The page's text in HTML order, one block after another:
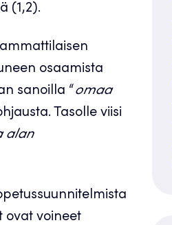
(1,2).
osaamista
sanoilla “ omaa
Tasolle viisi
alan
ovat voineet